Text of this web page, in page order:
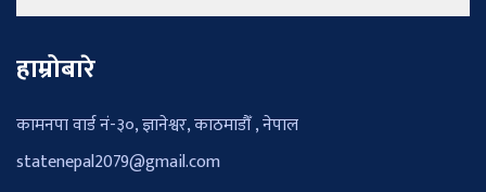
हाम्रोबारे
कामनपा वार्ड नं-३०, ज्ञानेश्वर, काठमाडौँ , नेपाल
statenepal2079@gmail.com